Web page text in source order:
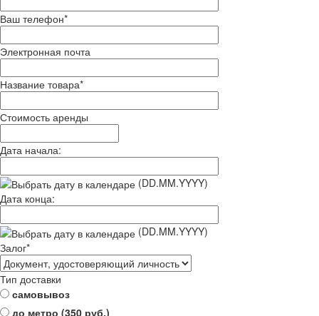
Ваш телефон*
Электронная почта
Название товара*
Стоимость аренды
Дата начала:
(DD.MM.YYYY)
Дата конца:
(DD.MM.YYYY)
Залог*
Тип доставки
самовывоз
до метро (350 руб.)